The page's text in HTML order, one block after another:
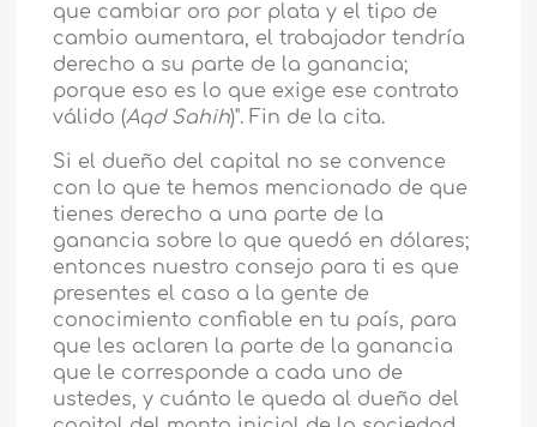
que cambiar oro por plata y el tipo de
cambio aumentara, el trabajador tendría
derecho a su parte de la ganancia;
porque eso es lo que exige ese contrato
válido (Aqd Sahih)". Fin de la cita.
Si el dueño del capital no se convence
con lo que te hemos mencionado de que
tienes derecho a una parte de la
ganancia sobre lo que quedó en dólares;
entonces nuestro consejo para ti es que
presentes el caso a la gente de
conocimiento confiable en tu país, para
que les aclaren la parte de la ganancia
que le corresponde a cada uno de
ustedes, y cuánto le queda al dueño del